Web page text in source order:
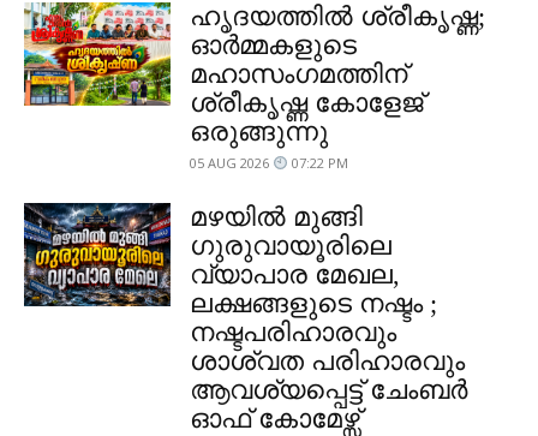
ഹൃദയത്തിൽ ശ്രീകൃഷ്ണ;
ഓർമ്മകളുടെ
മഹാസംഗമത്തിന്
ശ്രീകൃഷ്ണ കോളേജ്
ഒരുങ്ങുന്നു
05 AUG 2026 07:22 PM
മഴയിൽ മുങ്ങി
ഗുരുവായൂരിലെ
വ്യാപാര മേഖല,
ലക്ഷങ്ങളുടെ നഷ്ടം ;
നഷ്ടപരിഹാരവും
ശാശ്വത പരിഹാരവും
ആവശ്യപ്പെട്ട് ചേംബർ
ഓഫ് കോമേഴ്സ്